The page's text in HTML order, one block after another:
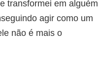
transformei em alguém
agir como um
não é mais o